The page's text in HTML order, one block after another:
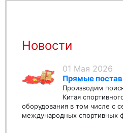
Новости
01 Мая 2026
Прямые
Производим
Китая
оборудования в том числе с
международных спортивных